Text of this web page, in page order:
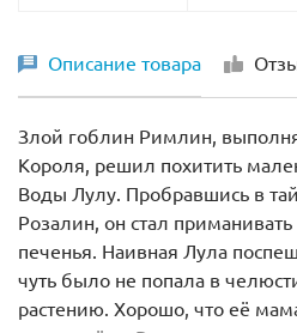
Описание товара
Злой гоблин Римлин,
Короля, решил похитить
Воды Лулу. Пробравшись в
Розалин, он стал
печенья. Наивная Лула
чуть было не попала в
растению. Хорошо, что её